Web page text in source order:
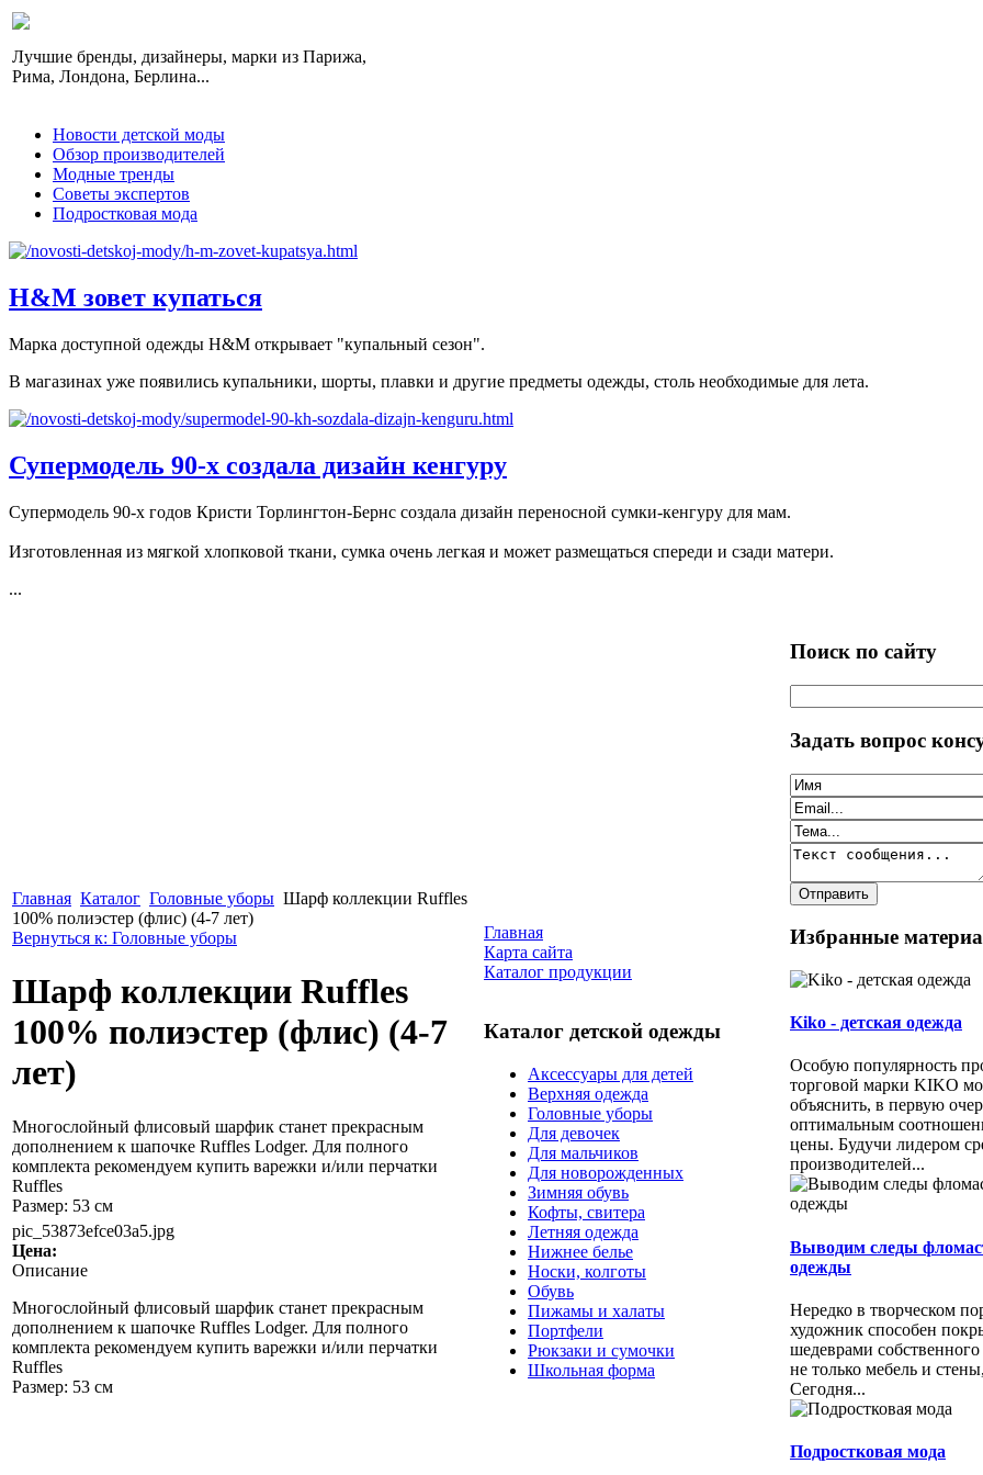
Лучшие бренды, дизайнеры, марки из Парижа,
Рима, Лондона, Берлина...
Новости детской моды
Обзор производителей
Модные тренды
Советы экспертов
Подростковая мода
H&M зовет купаться
Марка доступной одежды H&M открывает "купальный сезон".
В магазинах уже появились купальники, шорты, плавки и другие предметы одежды, столь необходимые для лета.
Супермодель 90-х создала дизайн кенгуру
Супермодель 90-х годов Кристи Торлингтон-Бернс создала дизайн переносной сумки-кенгуру для мам.
Изготовленная из мягкой хлопковой ткани, сумка очень легкая и может размещаться спереди и сзади матери.
...
Главная Каталог Головные уборы Шарф коллекции Ruffles
100% полиэстер (флис) (4-7 лет)
Вернуться к: Головные уборы
Шарф коллекции Ruffles
100% полиэстер (флис) (4-7
лет)
Многослойный флисовый шарфик станет прекрасным
дополнением к шапочке Ruffles Lodger. Для полного
комплекта рекомендуем купить варежки и/или перчатки
Ruffles
Размер: 53 см
pic_53873efce03a5.jpg
Цена:
Описание
Многослойный флисовый шарфик станет прекрасным
дополнением к шапочке Ruffles Lodger. Для полного
комплекта рекомендуем купить варежки и/или перчатки
Ruffles
Размер: 53 см
Главная
Карта сайта
Каталог продукции
Каталог детской одежды
Аксессуары для детей
Верхняя одежда
Головные уборы
Для девочек
Для мальчиков
Для новорожденных
Зимняя обувь
Кофты, свитера
Летняя одежда
Нижнее белье
Носки, колготы
Обувь
Пижамы и халаты
Портфели
Рюкзаки и сумочки
Школьная форма
Поиск по сайту
Задать вопрос
Избранные
Kiko - детская одежда
Особую популярность
торговой марки KIKO
объяснить, в первую
оптимальным
цены. Будучи лидером
производителей...
Выводим следы
одежды
Нередко в творческом
художник способен
шедеврами собственного
не только мебель и
Сегодня...
Подростковая мода